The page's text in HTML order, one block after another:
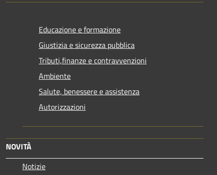
Educazione e formazione
Giustizia e sicurezza pubblica
Tributi,finanze e contravvenzioni
Ambiente
Salute, benessere e assistenza
Autorizzazioni
NOVITÀ
Notizie